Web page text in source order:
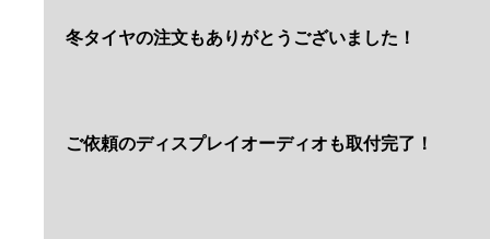
冬タイヤの注文もありがとうございました！
ご依頼のディスプレイオーディオも取付完了！